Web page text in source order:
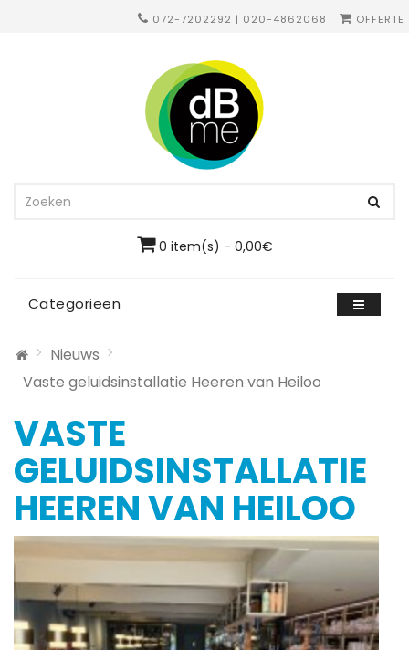
072-7202292 | 020-4862068 OFFERTE
0 item(s) - 0,00€
Categorieën
Nieuws
Vaste geluidsinstallatie Heeren van Heiloo
VASTE
GELUIDSINSTALLATIE
HEEREN VAN HEILOO